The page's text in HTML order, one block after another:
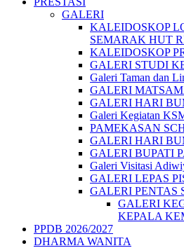
GALERI
KALEIDOSKOP
SEMARAK HUT
KALEIDOSKOP
GALERI STUDI
Galeri Taman dan
GALERI
GALERI HARI
Galeri Kegiatan
PAMEKASAN
GALERI HARI
GALERI BUPATI
Galeri Visitasi
GALERI LEPAS
GALERI PENTAS
GALERI
KEPALA
PPDB 2026/2027
DHARMA WANITA